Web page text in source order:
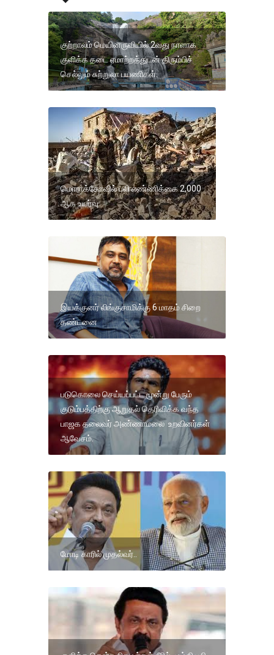
குற்றாலம் மெயினருவியில் 2வது நாளாக
குளிக்க தடை ஏமாற்றத்துடன் திரும்பிச்
செல்லும் சுற்றுலா பயணிகள்.
மொராக்கோவில் பலி எண்ணிக்கை 2,000
ஆக உயர்வு
இயக்குனர் லிங்குசாமிக்கு 6 மாதம் சிறை
தண்டனை
படுகொலை செய்யப்பட்ட மூன்று பேரும்
குடும்பத்திற்கு ஆறுதல் தெரிவிக்க வந்த
பாஜக தலைவர் அண்ணாமலை உறவினர்கள்
ஆவேசம்.
மோடி காரில் முதல்வர்..